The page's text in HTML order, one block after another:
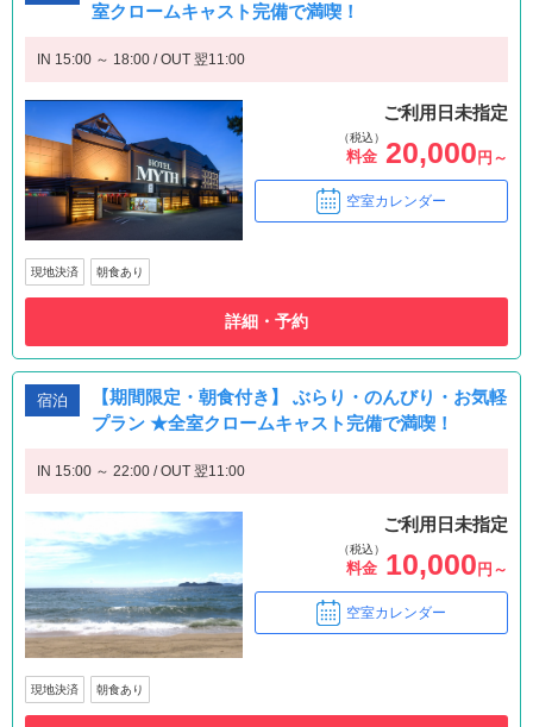
室クロームキャスト完備で満喫！
IN 15:00 ～ 18:00 / OUT 翌11:00
ご利用日未指定
（税込）
料金 20,000 円～
空室カレンダー
現地決済 朝食あり
詳細・予約
宿泊
【期間限定・朝食付き】 ぶらり・のんびり・お気軽
プラン ★全室クロームキャスト完備で満喫！
IN 15:00 ～ 22:00 / OUT 翌11:00
ご利用日未指定
（税込）
料金 10,000 円～
空室カレンダー
現地決済 朝食あり